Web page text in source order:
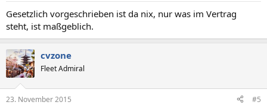
Gesetzlich vorgeschrieben ist da nix, nur was im Vertrag
steht, ist maßgeblich.
cvzone
Fleet Admiral
23. November 2015 #5